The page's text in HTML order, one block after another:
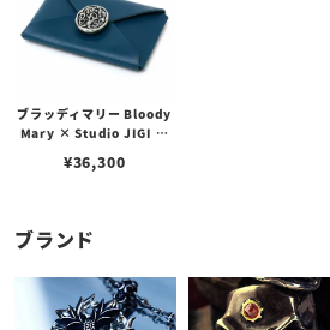
ブラッディマリー Bloody
Mary × Studio JIGI ジ
レザー ブルー
¥36,300
ブランド